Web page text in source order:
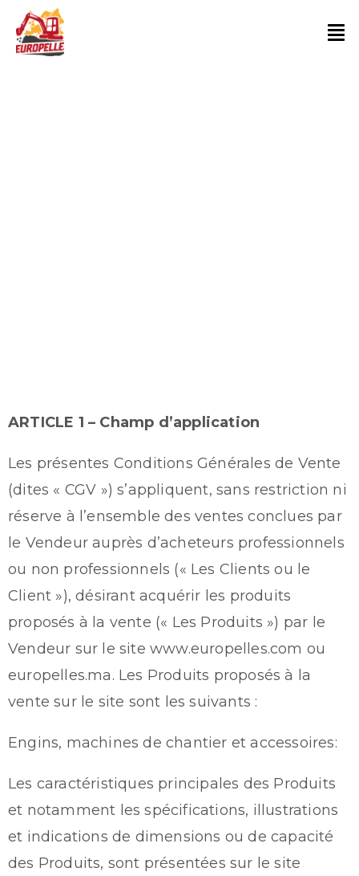
ARTICLE 1 – Champ d’application
Les présentes Conditions Générales de Vente
(dites « CGV ») s’appliquent, sans restriction ni
réserve à l’ensemble des ventes conclues par
le Vendeur auprès d’acheteurs professionnels
ou non professionnels (« Les Clients ou le
Client »), désirant acquérir les produits
proposés à la vente (« Les Produits ») par le
Vendeur sur le site www.europelles.com ou
europelles.ma. Les Produits proposés à la
vente sur le site sont les suivants :
Engins, machines de chantier et accessoires:
Les caractéristiques principales des Produits
et notamment les spécifications, illustrations
et indications de dimensions ou de capacité
des Produits, sont présentées sur le site